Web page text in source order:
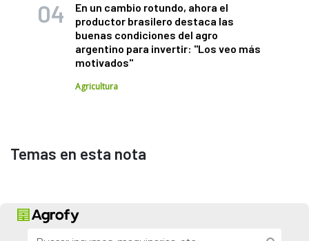
En un cambio rotundo, ahora el
productor brasilero destaca las
buenas condiciones del agro
argentino para invertir: "Los veo más
motivados"
Agricultura
Temas en esta nota